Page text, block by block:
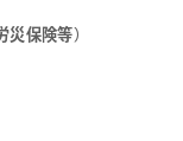
保険等）